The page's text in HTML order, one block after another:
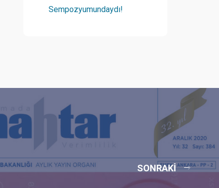
Sempozyumundaydı!
SONRAKI